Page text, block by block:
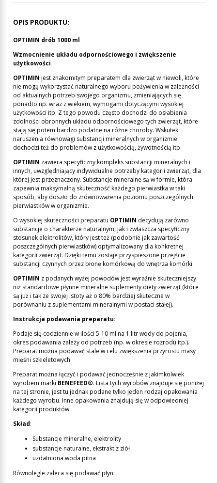
OPIS PRODUKTU:
OPTIMIN drób 1000 ml
Wzmocnienie układu odpornościowego i zwiększenie
użytkowości
OPTIMIN jest znakomitym preparatem dla zwierząt w niewoli, które
nie mogą wykorzystać naturalnego wyboru pożywienia w zależności
od aktualnych potrzeb swojego organizmu, zmieniających się
ponadto np. wraz z wiekiem, wymogami dotyczącymi wysokiej
użytkowości itp. Z tego powodu często dochodzi do osłabienia
zdolności obronnych układu odpornościowego tych zwierząt, które
stają się potem bardzo podatne na różne choroby. Wskutek
naruszenia równowagi substancji mineralnych w organizmie
dochodzi też do problemów z użytkowością, żywotnością itp.
OPTIMIN zawiera specyficzny kompleks substancji mineralnych i
innych, uwzględniający indywidualne potrzeby kategorii zwierząt, dla
której jest przeznaczony. Substancje mineralne są w formie, która
zapewnia maksymalną skuteczność każdego pierwiastka w taki
sposób, aby doszło do zrównoważenia poziomu poszczególnych
pierwiastków w organizmie.
O wysokiej skuteczności preparatu OPTIMIN decydują zarówno
substancje o charakterze naturalnym, jak i zwłaszcza specyficzny
stosunek elektrolitów, który jest też (podobnie jak zawartość
poszczególnych pierwiastków) optymalizowany dla konkretnej
kategorii zwierząt. Dzięki temu zostaje przyspieszone przejście
substancji czynnych przez błonę komórkową do wnętrza komórki.
OPTIMIN z podanych wyżej powodów jest wyraźnie skuteczniejszy
niż standardowe płynne mineralne suplementy diety zwierząt (które
są już i tak ze swojej istoty aż o 80% bardziej skuteczne w
porównaniu z suplementami mineralnymi w postaci stałej).
Instrukcja podawania preparatu:
Podaje się codziennie w ilości 5-10 ml na 1 litr wody do pojenia,
okres podawania zależy od potrzeb (np. w okresie rozrodu itp.).
Preparat można podawać stale w celu zwiększenia przyrostu masy
mięśni szkieletowych.
Preparat można łączyć i podawać jednocześnie z jakimkolwiek
wyrobem marki BENEFEED®. Lista tych wyrobów znajduje się poniżej
na tej stronie, jest tu jednak podane tylko jeden rodzaj opakowania
każdego wyrobu. Inne opakowania znajdują się w odpowiedniej
kategorii produktów.
Skład:
Substancje mineralne, elektrolity
substancje naturalne, ekstrakt z ziół
uzdatniona woda pitna
Równolegle zaleca się podawać płyn: